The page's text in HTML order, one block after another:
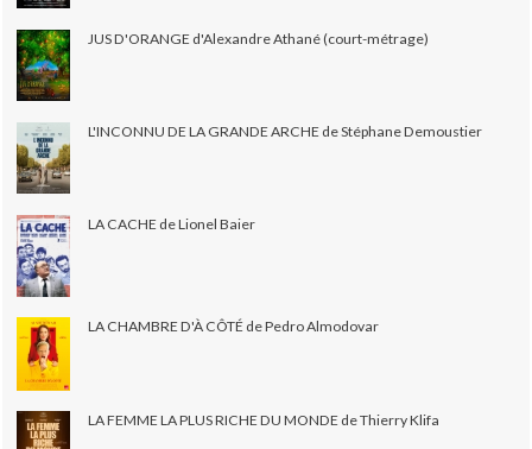
JUS D'ORANGE d'Alexandre Athané (court-métrage)
L'INCONNU DE LA GRANDE ARCHE de Stéphane Demoustier
LA CACHE de Lionel Baier
LA CHAMBRE D'À CÔTÉ de Pedro Almodovar
LA FEMME LA PLUS RICHE DU MONDE de Thierry Klifa